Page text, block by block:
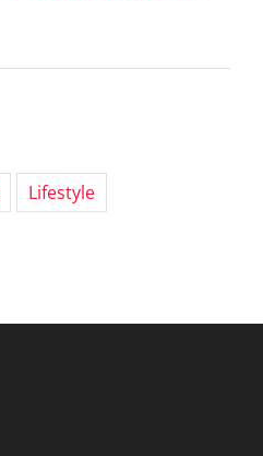
Lifestyle